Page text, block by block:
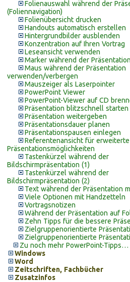
Folienauswahl während der
(Foliennavigation)
Folienübersicht drucken
Handouts automatisch erstellen
Hintergrundbilder ausblenden
Konzentration auf Ihren Vortrag
Leseansicht verwenden
Marker während der
Maus während der Präsentation
verwenden/verbergen
Mauszeiger als Laserpointer
PowerPoint Viewer
PowerPoint-Viewer auf CD
Präsentation blitzschnell starten
Präsentation weitergeben
Präsentationsdauer planen
Präsentationspausen einlegen
Referentenansicht für erweiterte
Präsentationsmöglichkeiten
Tastenkürzel während der
Bildschirmpräsentation (1)
Tastenkürzel während der
Bildschirmpräsentation (2)
Text während der Präsentation
Viele Optionen mit Handzetteln
Vortragsnotizen
Während der Präsentation auf
Zehn Tipps für die bessere
Zielgruppenorientierte
Zielgruppenorientierte
Zu noch mehr PowerPoint-Tipps…
Windows
Word
Zeitschriften, Fachbücher
Zusatzinfos